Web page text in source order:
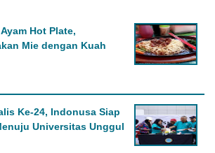
Hot Plate,
Mie dengan Kuah
Ke-24, Indonusa Siap
Universitas Unggul